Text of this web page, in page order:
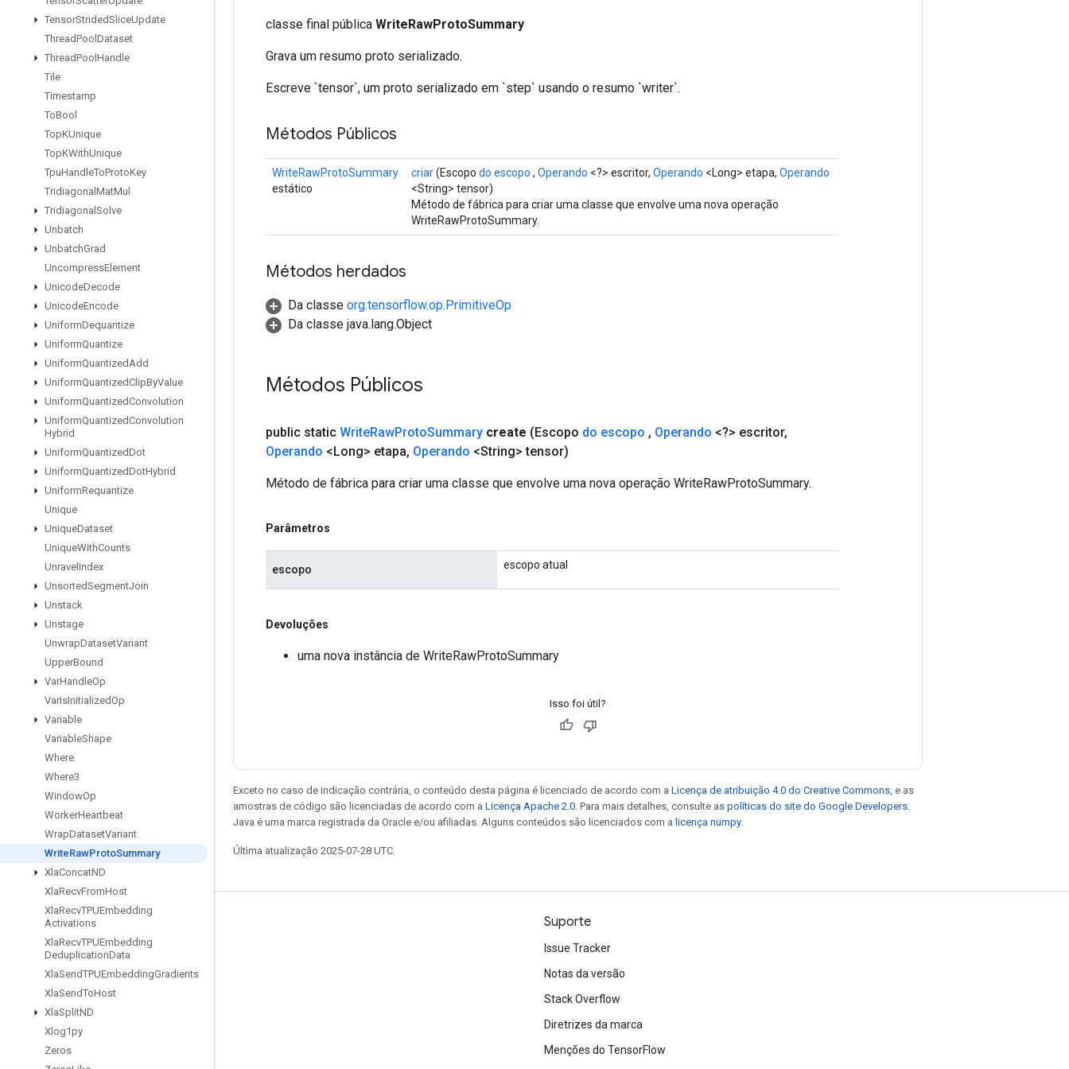
TensorStridedSliceUpdate
ThreadPool Dataset
ThreadPool Handle
Tile
Timestamp
ToBool
TopKUnique
TopKWithUnique
TpuHandleToProtoKey
Tridiagonal MatMul
Tridiagonal Solve
Unbatch
UnbatchGrad
UncompressElement
UnicodeDecode
UnicodeEncode
UniformDequantize
UniformQuantize
UniformQuantizedAdd
UniformQuantizedClipByValue
UniformQuantizedConvolution
UniformQuantizedConvolution
Hybrid
UniformQuantizedDot
UniformQuantizedDotHybrid
UniformRequantize
Unique
UniqueDataset
UniqueWithCounts
Unravel Index
UnsortedSegmentJoin
Unstack
Unstage
UnwrapDatasetVariant
UpperBound
VarHandleOp
VarIsInitializedOp
Variable
VariableShape
Where
Where3
WindowOp
WorkerHeartbeat
WrapDatasetVariant
WriteRawProtoSummary
XlaConcatND
XlaRecvFromHost
XlaRecvTPUEmbedding
Activations
XlaRecvTPUEmbedding
DeduplicationData
XlaSendTPUEmbeddingGradients
XlaSendToHost
XlaSplitND
Xlog1py
Zeros
classe final pública WriteRawProtoSummary
Grava um resumo proto serializado.
Escreve `tensor`, um proto serializado em `step` usando o resumo `writer`.
Métodos Públicos
WriteRawProtoSummary
estático
criar(Escopo do escopo , Operando <?> escritor, Operando <Long> etapa, Operando
<String> tensor)
Método de fábrica para criar uma classe que envolve uma nova operação
WriteRawProtoSummary.
Métodos herdados
Da classe org.tensorflow.op.PrimitiveOp
Da classe java.lang.Object
Métodos Públicos
public static WriteRawProtoSummary create (Escopo do escopo , Operando <?> escritor,
Operando <Long> etapa, Operando <String> tensor)
Método de fábrica para criar uma classe que envolve uma nova operação WriteRawProtoSummary.
Parâmetros
escopo escopo atual
Devoluções
uma nova instância de WriteRawProtoSummary
Isso foi útil?
Exceto no caso de indicação contrária, o conteúdo desta página é licenciado de acordo com a Licença de atribuição 4.0 do Creative Commons , e as
amostras de código são licenciadas de acordo com a Licença Apache 2.0 . Para mais detalhes, consulte as políticas do site do Google Developers
Java é uma marca registrada da Oracle e/ou afiliadas. Alguns conteúdos são licenciados com a licença numpy.
Última atualização 2025-07-28 UTC.
Permanecer conectado
Fórum
GitHub
Twitter
YouTube
Suporte
Issue Tracker
Notas da versão
Stack Overflow
Diretrizes da marca
Menções do TensorFlow